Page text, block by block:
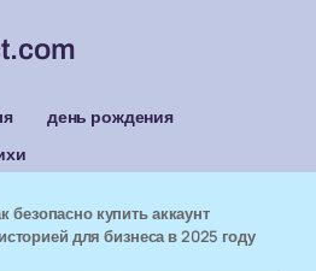
день рождения
безопасно купить аккаунт
для бизнеса в 2025 году